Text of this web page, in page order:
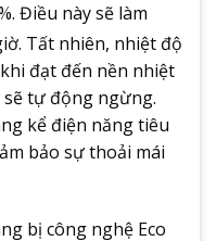
Điều này sẽ làm
Tất nhiên, nhiệt độ
đạt đến nền nhiệt
tự động ngừng.
kể điện năng tiêu
bảo sự thoải mái
bị công nghệ Eco